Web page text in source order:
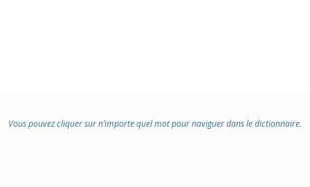
Vous pouvez cliquer sur n’importe quel mot pour naviguer dans le dictionnaire.